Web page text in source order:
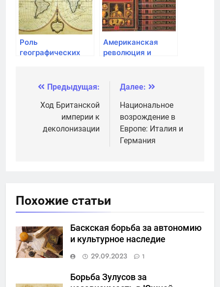
Роль
географических
колониальной
Американская
революция и
Навигация
записям
Предыдущая:
Ход Британской
империи к
деколонизации
Далее:
Национальное
возрождение в
Европе: Италия и
Германия
Похожие статьи
Баскская борьба за автономию
и культурное наследие
29.09.2023
1
Борьба Зулусов за